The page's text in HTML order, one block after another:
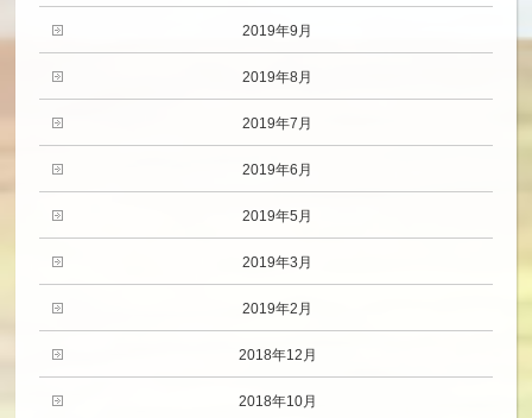
2019年9月
2019年8月
2019年7月
2019年6月
2019年5月
2019年3月
2019年2月
2018年12月
2018年10月